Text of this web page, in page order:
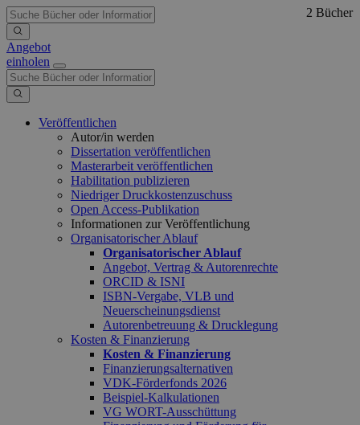
Angebot
einholen
Veröffentlichen
Autor/in werden
Dissertation veröffentlichen
Masterarbeit veröffentlichen
Habilitation publizieren
Niedriger Druckkostenzuschuss
Open Access-Publikation
Informationen zur Veröffentlichung
Organisatorischer Ablauf
Organisatorischer Ablauf
Angebot, Vertrag & Autorenrechte
ORCID & ISNI
ISBN-Vergabe, VLB und
Neuerscheinungsdienst
Autorenbetreuung & Drucklegung
Kosten & Finanzierung
Kosten & Finanzierung
Finanzierungsalternativen
VDK-Förderfonds 2026
Beispiel-Kalkulationen
VG WORT-Ausschüttung
2 Bücher